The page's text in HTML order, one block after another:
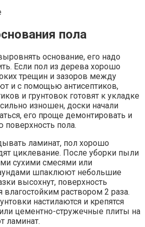
пола
основание, его надо
Если пол из дерева хорошо
трещин и зазоров между
и с помощью антисептиков,
и грунтовок готовят к укладке
изношен, доски начали
его проще демонтировать и
пола.
ламинат, пол хорошо
циклевание. После уборки пыли
сухими смесями или
шпаклюют небольшие
высохнут, поверхность
влагостойким раствором 2 раза.
настилаются и крепятся
цементно-стружечные плиты на
ламинат.